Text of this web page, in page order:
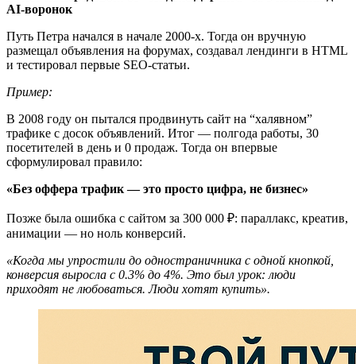
AI-воронок
Путь Петра начался в начале 2000-х. Тогда он вручную
размещал объявления на форумах, создавал лендинги в HTML
и тестировал первые SEO-статьи.
Пример:
В 2008 году он пытался продвинуть сайт на “халявном”
трафике с досок объявлений. Итог — полгода работы, 30
посетителей в день и 0 продаж. Тогда он впервые
сформулировал правило:
«Без оффера трафик — это просто цифра, не бизнес»
Позже была ошибка с сайтом за 300 000 ₽: параллакс, креатив,
анимации — но ноль конверсий.
«Когда мы упростили до одностраничника с одной кнопкой,
конверсия выросла с 0.3% до 4%. Это был урок: люди
приходят не любоваться. Люди хотят купить».